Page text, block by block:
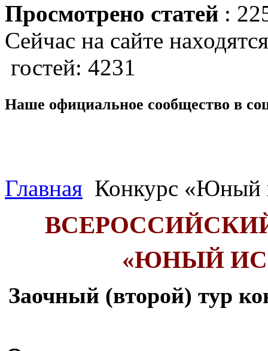
Просмотрено статей :
Сейчас на сайте
гостей: 4231
Наше официальное сообщество в
Главная Конкурс «Юный
«ЮНЫЙ
Заочный (второй) тур